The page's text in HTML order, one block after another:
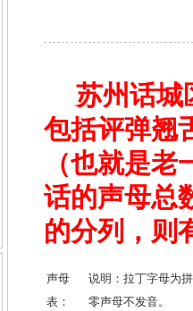
苏州话城
包括评弹翘
（也就是
话的声母总
的分列，则
声母
表：
说明：拉丁字母为
零声母不发音。